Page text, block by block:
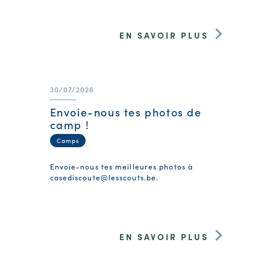
EN SAVOIR PLUS
30/07/2026
Envoie-nous tes photos de
camp !
Camps
Envoie-nous tes meilleures photos à
casediscoute@lesscouts.be.
EN SAVOIR PLUS